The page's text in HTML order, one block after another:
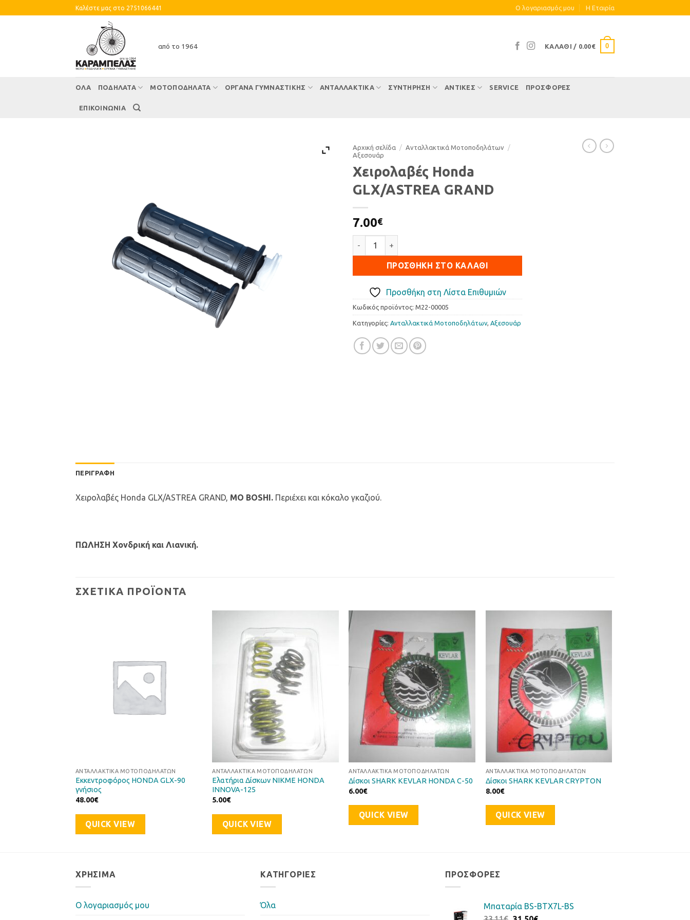
to
Καλέστε μας στο 2751066441 Ο λογαριασμός μου Η Eταιρία
από το 1964 ΚΑΛΆΘΙ / 0.00€ 0
ΌΛΑ ΠΟΔΗΛΑΤΑ ΜΟΤΟΠΟΔΗΛΑΤΑ ΟΡΓΑΝΑ ΓΥΜΝΑΣΤΙΚΗΣ ΑΝΤΑΛΛΑΚΤΙΚΑ ΣΥΝΤΉΡΗΣΗ ΑΝΤΊΚΕΣ SERVICE ΠΡΟΣΦΟΡΕΣ
ΕΠΙΚΟΙΝΩΝΙΑ
Αρχική σελίδα / Ανταλλακτικά Μοτοποδηλάτων
/
Αξεσουάρ
Χειρολαβές Honda
GLX/ASTREA GRAND
7.00€
ΠΡΟΣΘΉΚΗ ΣΤΟ ΚΑΛΆΘΙ
Προσθήκη στη Λίστα Επιθυμιών
Κωδικός προϊόντος: M22-00005
Κατηγορίες: Ανταλλακτικά Μοτοποδηλάτων, Αξεσουάρ
ΠΕΡΙΓΡΑΦΉ
Χειρολαβές Honda GLX/ASTREA GRAND, MO BOSHI. Περιέχει και κόκαλο γκαζιού.
ΠΩΛΗΣΗ Χονδρική και Λιανική.
ΣΧΕΤΙΚΆ ΠΡΟΪΌΝΤΑ
ΑΝΤΑΛΛΑΚΤΙΚΆ ΜΟΤΟΠΟΔΗΛΆΤΩΝ
Eκκεντροφόρος HONDA GLX-90
γνήσιος
48.00€
QUICK VIEW
Επιθυμιών
ΑΝΤΑΛΛΑΚΤΙΚΆ ΜΟΤΟΠΟΔΗΛΆΤΩΝ
Ελατήρια Δίσκων NIKME HONDA
INNOVA-125
5.00€
QUICK VIEW
Προσθήκη
στη Λίστα
Επιθυμιών
ΑΝΤΑΛΛΑΚΤΙΚΆ ΜΟΤΟΠΟΔΗΛΆΤΩΝ
Δίσκοι SHARK KEVLAR HONDA C-50
6.00€
QUICK VIEW
Προσθήκη
στη Λίστα
Επιθυμιών
ΑΝΤΑΛΛΑΚΤΙΚΆ ΜΟΤΟΠΟΔΗΛΆΤΩΝ
Δίσκοι SHARK KEVLAR CRYPTON
8.00€
QUICK VIEW
ΧΡΉΣΙΜΑ
Ο λογαριασμός μου
ΚΑΤΗΓΟΡΊΕΣ
Όλα
ΠΡΟΣΦΟΡΈΣ
Μπαταρία BS-BTX7L-BS